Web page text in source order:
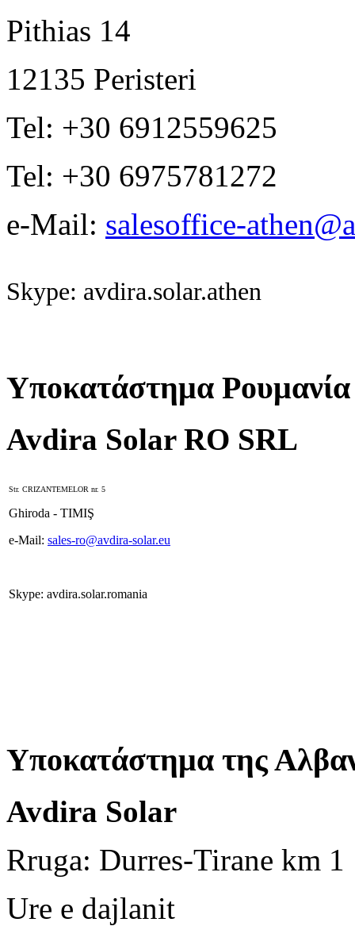
Pithias 14
12135 Peristeri
Tel: +30 6912559625
Tel: +30 6975781272
e-Mail: salesoffice-
Skype: avdira.solar.athen
Υποκατάστημα Ρουμανία
Avdira Solar RO SRL
Str. CRIZANTEMELOR nr. 5
Ghiroda - TIMIŞ
e-Mail: sales-ro@avdira-solar.eu
Skype: avdira.solar.romania
Υποκατάστημα της
Avdira Solar
Rruga: Durres-Tirane km 1
Ure e dajlanit